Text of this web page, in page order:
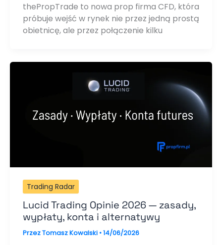
thePropTrade to nowa prop firma CFD, która
próbuje wejść w rynek nie przez jedną prostą
obietnicę, ale przez połączenie kilku
Trading Radar
Lucid Trading Opinie 2026 — zasady,
wypłaty, konta i alternatywy
PrzezTomasz Kowalski •14/06/2026